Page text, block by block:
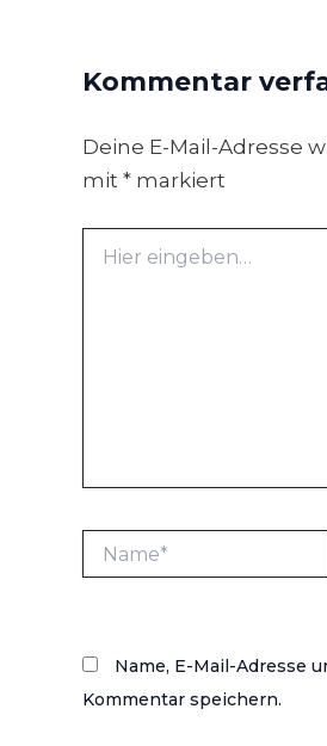
Kommentar
Deine E-Mail-Adresse
mit *markiert
eingeben…
Name, E-Mail-Adresse
Kommentar speichern.